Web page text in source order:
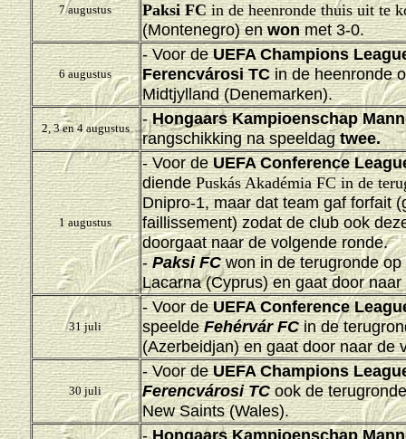
7 augustus Paksi FCin de heenronde thuis uit te
(Montenegro) enwonmet 3-0.
6 augustus
- Voor deUEFA Champions
Ferencvárosi TCin de heenronde
Midtjylland(Denemarken).
2, 3 en 4 augustus
-Hongaars Kampioenschap
rangschikking na speeldagtwee.
1 augustus
- Voor deUEFA Conference
diendePuskás Akadémia FC in de
Dnipro-1, maar dat team gaf forfait
faillissement) zodat de club ook
doorgaat naar de volgende ronde.
- Paksi FCwon in de terugronde op
Lacarna (Cyprus) en gaat door
31 juli
- Voor deUEFA Conference
speelde Fehérvár FCin de
(Azerbeidjan)en gaat door naar de
30 juli
- Voor deUEFA Champions
Ferencvárosi TCook de
New Saints(Wales).
-Hongaars Kampioenschap